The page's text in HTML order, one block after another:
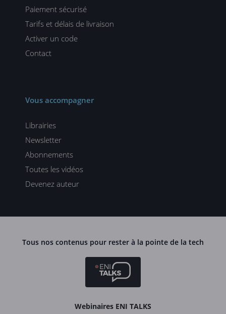
Paiement sécurisé
Tarifs et délais de livraison
Activer un code
Contact
Vous accompagner
Librairies
Newsletter
Abonnements
Toutes les vidéos
Devenez auteur
Tous nos contenus pour rester à la pointe de la tech
Webinaires ENI TALKS